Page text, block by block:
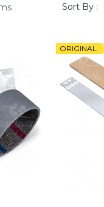
Sort By :
ORIGINAL